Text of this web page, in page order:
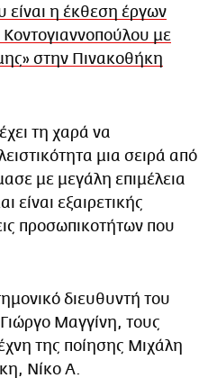
είναι η έκθεση έργων
με
στην Πινακοθήκη
τη χαρά να
μια σειρά από
με μεγάλη επιμέλεια
εξαιρετικής
προσωπικοτήτων που
διευθυντή του
Μαγγίνη, τους
της ποίησης Μιχάλη
Νίκο A.